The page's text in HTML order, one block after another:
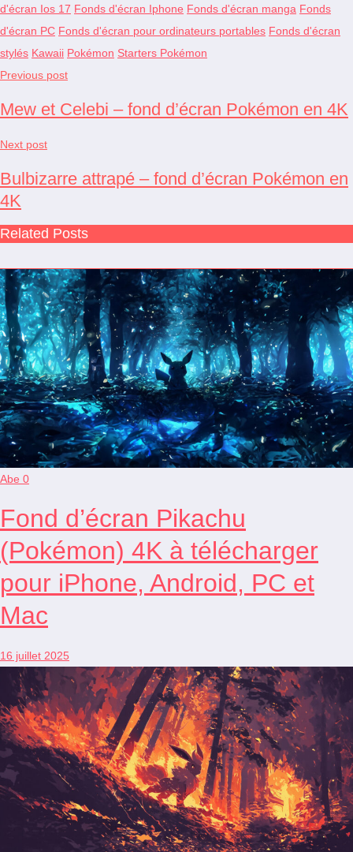
d'écran Ios 17 Fonds d'écran Iphone Fonds d'écran manga Fonds
d'écran PC Fonds d'écran pour ordinateurs portables Fonds d'écran
stylés Kawaii Pokémon Starters Pokémon
Previous post
Mew et Celebi – fond d’écran Pokémon en 4K
Next post
Bulbizarre attrapé – fond d’écran Pokémon en
4K
Related Posts
Abe 0
Fond d’écran Pikachu
(Pokémon) 4K à télécharger
pour iPhone, Android, PC et
Mac
16 juillet 2025